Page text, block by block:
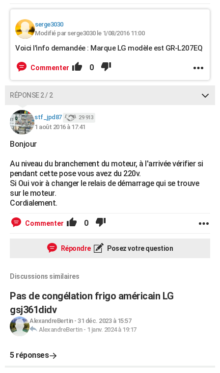
serge3030
Modifié par serge3030 le 1/08/2016 11:00
Voici l'info demandée : Marque LG modèle est GR-L207EQ
Commenter 0
RÉPONSE 2 / 2
stf_jpd87 29 913
1 août 2016 à 17:41
Bonjour
Au niveau du branchement du moteur, à l'arrivée vérifier si
pendant cette pose vous avez du 220v.
Si Oui voir à changer le relais de démarrage qui se trouve
sur le moteur.
Cordialement.
Commenter 0
Répondre Posez votre question
Discussions similaires
Pas de congélation frigo américain LG
gsj361didv
AlexandreBertin- 31 déc. 2023 à 15:57
AlexandreBertin- 1 janv. 2024 à 19:17
5 réponses